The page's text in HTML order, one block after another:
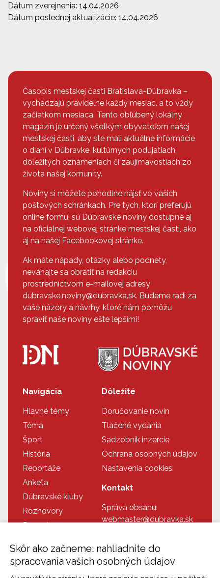
Dátum zverejnenia: 14.04.2026
Dátum poslednej aktualizácie: 14.04.2026
Časopis mestskej časti Bratislava-Dúbravka –
vychádzajú pravidelne každý mesiac, a to vždy
začiatkom mesiaca. Tento obľúbený lokálny
magazín je určený všetkým obyvateľom našej
mestskej časti, aby ste mali aktuálne informácie
o dianí v Dúbravke, kultúrnych podujatiach,
dôležitých oznámeniach či zaujímavostiach zo
života našej komunity.
Noviny si môžete pohodlne nájsť vo vašich
poštových schránkach. Pre tých, ktorí preferujú
online formu, sú Dúbravské noviny dostupné aj
na oficiálnej webovej stránke mestskej časti, ako
aj na našej Facebookovej stránke.
Ak máte nápady, otázky alebo podnety,
neváhajte sa obrátiť na redakciu
prostredníctvom e-mailovej adresy
dubravske.noviny@dubravka.sk. Budeme radi za
vaše názory a návrhy, ktoré nám pomôžu
spraviť naše noviny ešte lepšími!
Navigácia
Hlavné témy
Téma
Šport
História
Reportáže
Anketa
Dúbravské kluby
Rozhovory
Recepty
Program
Dúbravka na fotkách
Dôležité
Doručovanie novín
Tlačené vydania
Sadzobník inzercie
Ochrana osobných údajov
Nastavenia cookies
Kontakt
Správa obsahu:
webmaster@dubravka.sk
info@dubravka.sk
Dispečing:
Skôr ako začneme: nahliadnite do
spracovania vašich osobných údajov